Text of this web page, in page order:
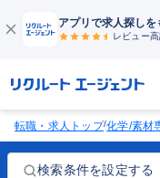
アプリで求人探しを
レビュー
転職・求人トップ/化学/素材
検索条件を設定する